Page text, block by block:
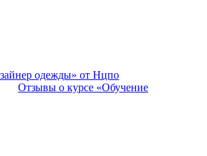
одежды» от Нцпо
Отзывы о курсе «Обучение